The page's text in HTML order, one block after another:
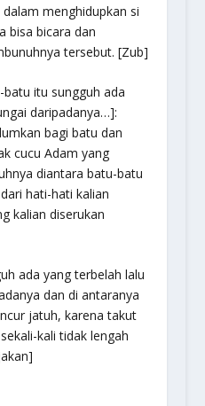
menghidupkan si
bisa bicara dan
tersebut. [Zub]
itu sungguh ada
daripadanya…]:
bagi batu dan
cucu Adam yang
diantara batu-batu
hati-hati kalian
kalian diserukan
ada yang terbelah lalu
dan di antaranya
jatuh, karena takut
kali tidak lengah